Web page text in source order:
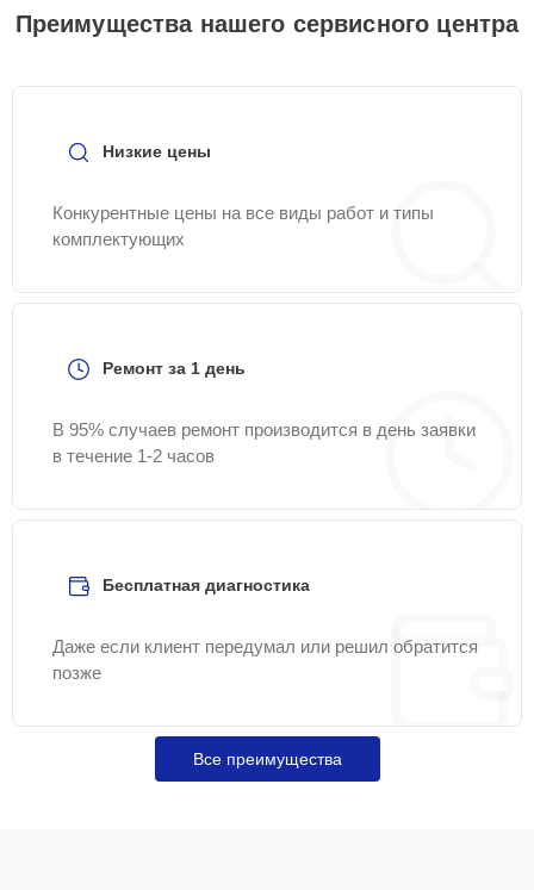
Преимущества нашего сервисного центра
Низкие цены
Конкурентные цены на все виды работ и типы
комплектующих
Ремонт за 1 день
В 95% случаев ремонт производится в день заявки
в течение 1-2 часов
Бесплатная диагностика
Даже если клиент передумал или решил обратится
позже
Все преимущества